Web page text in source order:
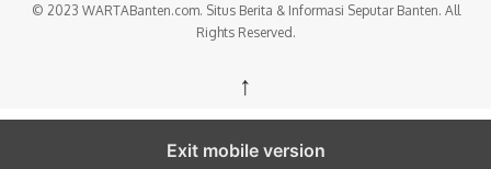
© 2023 WARTABanten.com. Situs Berita & Informasi Seputar Banten. All
Rights Reserved.
↑
Exit mobile version